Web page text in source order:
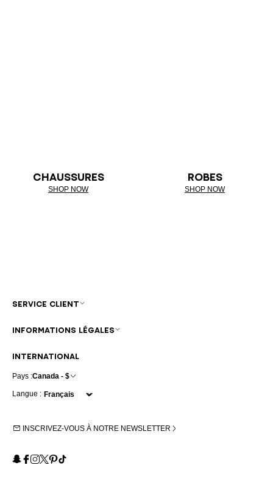
CHAUSSURES
SHOP NOW
ROBES
SHOP NOW
INTERNATIONAL
Pays :Canada - $
Langue :
INSCRIVEZ-VOUS À NOTRE NEWSLETTER
Snapchat
Facebook
Instagram
X Pinterest
TikTok
SERVICE CLIENT
INFORMATIONS LÉGALES